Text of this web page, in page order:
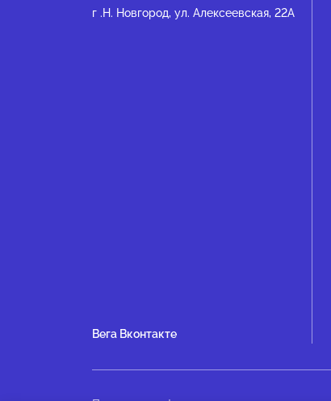
г .Н. Новгород, ул. Алексеевская, 22А
Вега Вконтакте